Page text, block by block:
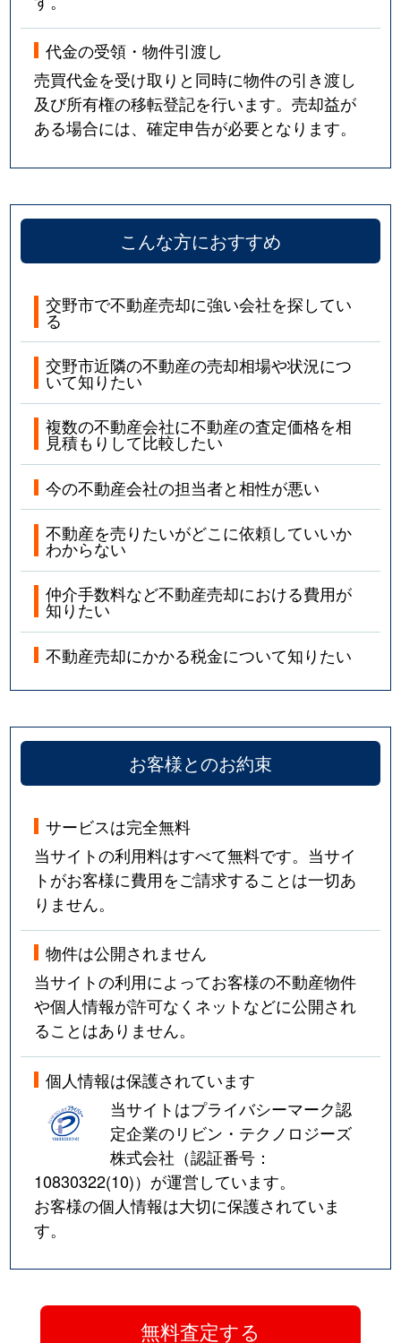
代金の受領・物件引渡し
売買代金を受け取りと同時に物件の引き渡し
及び所有権の移転登記を行います。売却益が
ある場合には、確定申告が必要となります。
こんな方におすすめ
交野市で不動産売却に強い会社を探してい
る
交野市近隣の不動産の売却相場や状況につ
いて知りたい
複数の不動産会社に不動産の査定価格を相
見積もりして比較したい
今の不動産会社の担当者と相性が悪い
不動産を売りたいがどこに依頼していいか
わからない
仲介手数料など不動産売却における費用が
知りたい
不動産売却にかかる税金について知りたい
お客様とのお約束
サービスは完全無料
当サイトの利用料はすべて無料です。当サイ
トがお客様に費用をご請求することは一切あ
りません。
物件は公開されません
当サイトの利用によってお客様の不動産物件
や個人情報が許可なくネットなどに公開され
ることはありません。
個人情報は保護されています
当サイトはプライバシーマーク認
定企業のリビン・テクノロジーズ
株式会社（認証番号：
10830322(10)）が運営しています。
お客様の個人情報は大切に保護されていま
す。